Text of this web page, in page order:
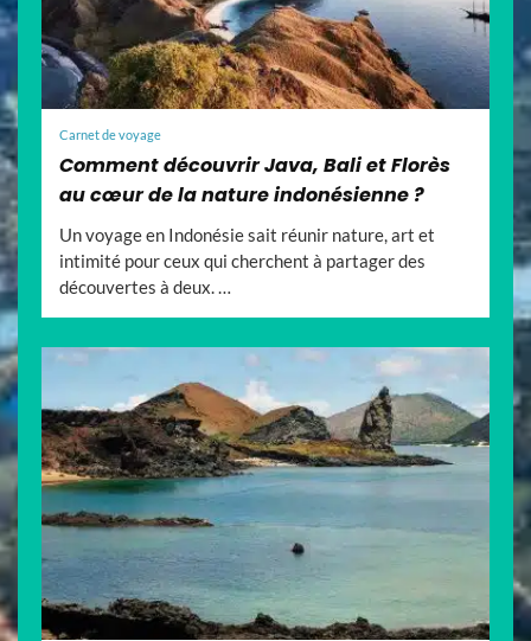
Carnet de voyage
Comment découvrir Java, Bali et Florès
au cœur de la nature indonésienne ?
Un voyage en Indonésie sait réunir nature, art et
intimité pour ceux qui cherchent à partager des
découvertes à deux. …